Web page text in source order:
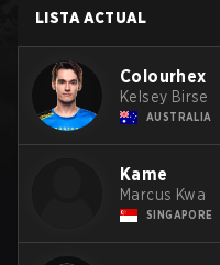
LISTA ACTUAL
Colourhex
Kelsey Birse
AUSTRALIA
Kame
Marcus Kwa
SINGAPORE